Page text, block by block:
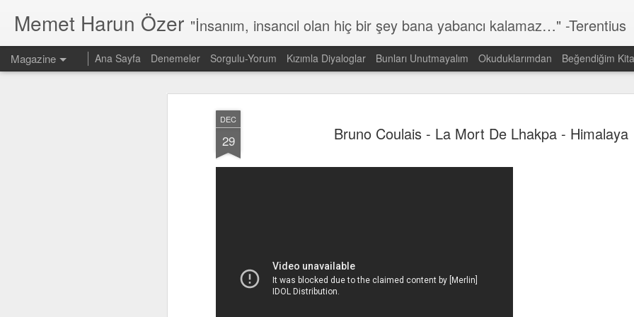
DEC
29 Bruno Coulais - La Mort De Lhakpa - Himalaya
Memet Harun Özer "İnsanım, insancıl olan hiç bir şey bana yabancı kalamaz…" -Terentius
Magazine Ana Sayfa Denemeler Sorgulu-Yorum Kızımla Diyaloglar Bunları Unutmayalım Okuduklarımdan Beğendiğim
14
Dünyada görmek istediğin DEĞİŞİMİN kendisi ol!